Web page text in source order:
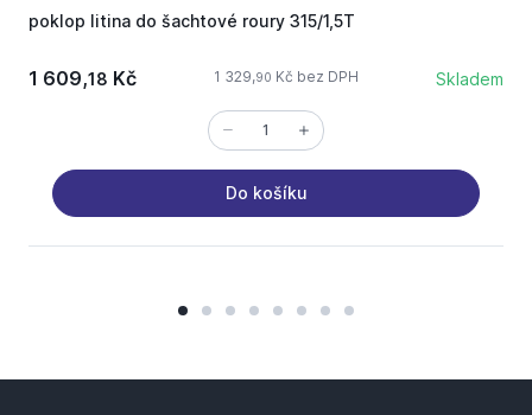
poklop litina do šachtové roury 315/1,5T
1 609,18 Kč 1 329,90 Kč bez DPH Skladem
Do košíku